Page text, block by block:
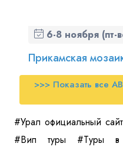
6-8 ноября (пт-
Прикамская
>>> Показать все
#Урал официальный
#Вип туры #Туры